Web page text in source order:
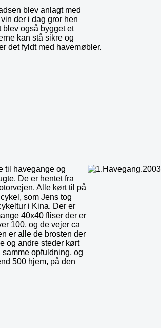
blev anlagt med
der i dag gror hen
blev også bygget et
kan stå sikre og
det fyldt med havemøbler.
til havegange og
De er hentet fra
Alle kørt til på
som Jens tog
i Kina. Der er
40x40 fliser der er
100, og de vejer ca
er alle de brosten der
og andre steder kørt
samme opfuldning, og
500 hjem, på den